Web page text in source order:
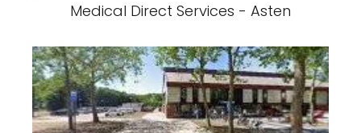
Medical Direct Services - Asten